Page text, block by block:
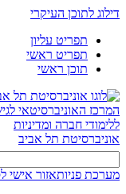
דילוג לתוכן העיקרי
תפריט עליון
תפריט ראשי
תוכן ראשי
המרכז האוניברסיטאי
ללימודי חברה ומדיניות
אוניברסיטת תל אביב
מערכת פניותאזור אישי